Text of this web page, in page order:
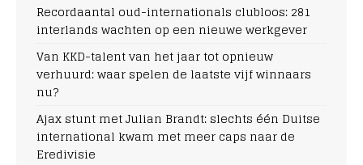
Recordaantal oud-internationals clubloos: 281
interlands wachten op een nieuwe werkgever
Van KKD-talent van het jaar tot opnieuw
verhuurd: waar spelen de laatste vijf winnaars
nu?
Ajax stunt met Julian Brandt: slechts één Duitse
international kwam met meer caps naar de
Eredivisie